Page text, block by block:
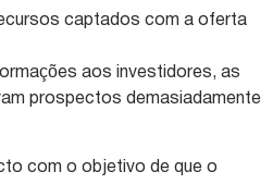
captados com a oferta
aos investidores, as
prospectos demasiadamente
com o objetivo de que o